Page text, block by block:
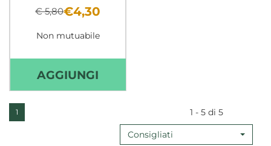
€ 5,80€4,30
Non mutuabile
AGGIUNGI
ZINC
100ML AL
CARRELLO
1 1 - 5 di 5
Consigliati